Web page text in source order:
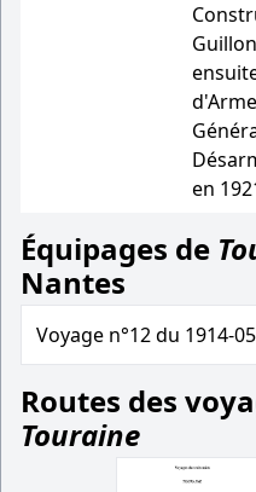
en
Équipages de
Nantes
Voyage n°12 du 1914-
Routes des
Touraine